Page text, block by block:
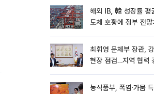
해외 IB, 韓 성장률 평
도체 호황에 정부 전
최휘영 문체부 장관,
현장 점검…지역 협력
농식품부, 폭염·가뭄